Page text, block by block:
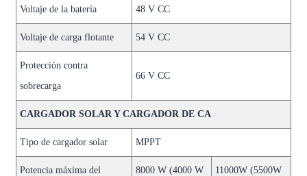
Voltaje de la batería 48 V CC
Voltaje de carga flotante 54 V CC
Protección contra
sobrecarga
66 V CC
CARGADOR SOLAR Y CARGADOR DE CA
Tipo de cargador solar MPPT
Potencia máxima del
8000 W (4000 W
11000W (5500W